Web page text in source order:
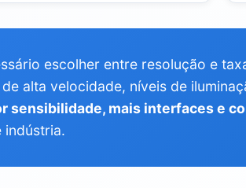
escolher entre resolução e
alta velocidade, níveis de
sensibilidade, mais interfaces e
indústria.